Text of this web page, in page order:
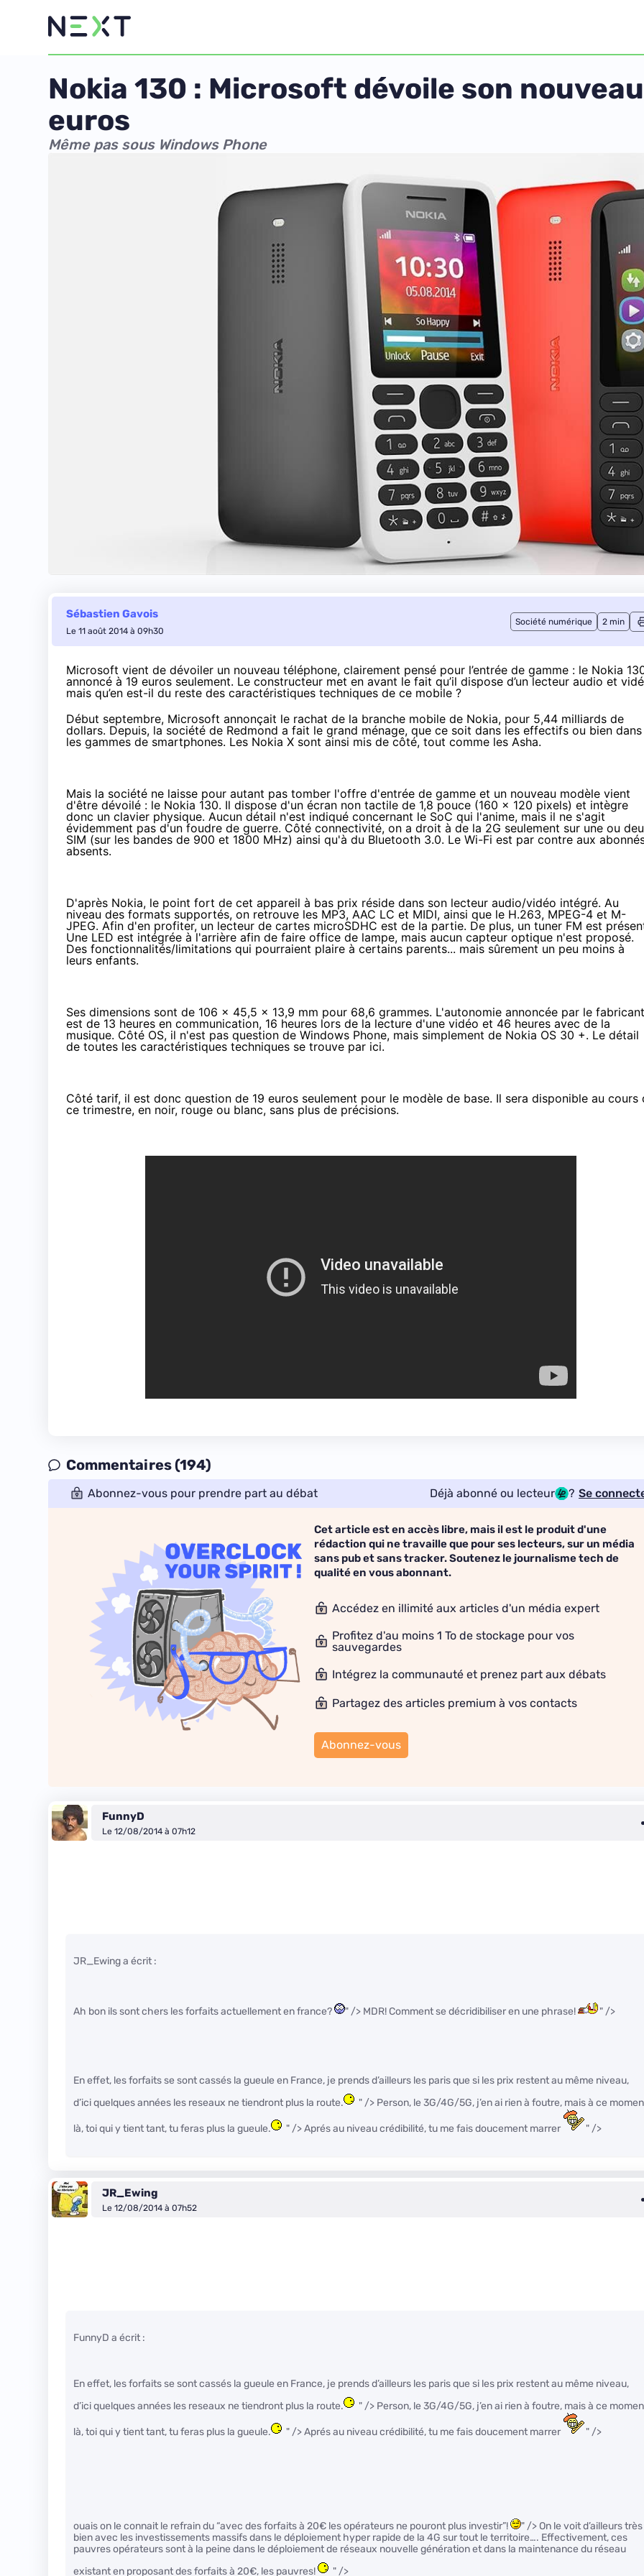
Nokia 130 : Microsoft dévoile son
euros
Même pas sous Windows Phone
Sébastien Gavois
Le 11 août 2014 à 09h30
Société numérique 2 min
Microsoft vient de dévoiler un nouveau téléphone, clairement pensé pour l’entrée de gamme : le Nokia
annoncé à 19 euros seulement. Le constructeur met en avant le fait qu’il dispose d’un lecteur audio et
mais qu’en est-il du reste des caractéristiques techniques de ce mobile ?
Début septembre, Microsoft annonçait le rachat de la branche mobile de Nokia, pour 5,44 milliards de
dollars. Depuis, la société de Redmond a fait le grand ménage, que ce soit dans les effectifs ou bien dans
les gammes de smartphones. Les Nokia X sont ainsi mis de côté, tout comme les Asha.
Mais la société ne laisse pour autant pas tomber l'offre d'entrée de gamme et un nouveau modèle vient
d'être dévoilé : le Nokia 130. Il dispose d'un écran non tactile de 1,8 pouce (160 x 120 pixels) et intègre
donc un clavier physique. Aucun détail n'est indiqué concernant le SoC qui l'anime, mais il ne s'agit
évidemment pas d'un foudre de guerre. Côté connectivité, on a droit à de la 2G seulement sur une ou
SIM (sur les bandes de 900 et 1800 MHz) ainsi qu'à du Bluetooth 3.0. Le Wi-Fi est par contre aux
absents.
D'après Nokia, le point fort de cet appareil à bas prix réside dans son lecteur audio/vidéo intégré. Au
niveau des formats supportés, on retrouve les MP3, AAC LC et MIDI, ainsi que le H.263, MPEG-4 et M-
JPEG. Afin d'en profiter, un lecteur de cartes microSDHC est de la partie. De plus, un tuner FM est
Une LED est intégrée à l'arrière afin de faire office de lampe, mais aucun capteur optique n'est proposé.
Des fonctionnalités/limitations qui pourraient plaire à certains parents... mais sûrement un peu moins à
leurs enfants.
Ses dimensions sont de 106 x 45,5 x 13,9 mm pour 68,6 grammes. L'autonomie annoncée par le fabricant
est de 13 heures en communication, 16 heures lors de la lecture d'une vidéo et 46 heures avec de la
musique. Côté OS, il n'est pas question de Windows Phone, mais simplement de Nokia OS 30 +. Le détail
de toutes les caractéristiques techniques se trouve par ici.
Côté tarif, il est donc question de 19 euros seulement pour le modèle de base. Il sera disponible au cours
ce trimestre, en noir, rouge ou blanc, sans plus de précisions.
Commentaires (194)
Abonnez-vous pour prendre part au débat Déjà abonné ou lecteur ? Se
Cet article est en accès libre, mais il est le produit d'une
rédaction qui ne travaille que pour ses lecteurs, sur un média
sans pub et sans tracker. Soutenez le journalisme tech de
qualité en vous abonnant.
Accédez en illimité aux articles d'un média expert
Profitez d'au moins 1 To de stockage pour vos
sauvegardes
Intégrez la communauté et prenez part aux débats
Partagez des articles premium à vos contacts
Abonnez-vous
FunnyD
Le 12/08/2014 à 07h12
JR_Ewing a écrit :
Ah bon ils sont chers les forfaits actuellement en france? " /> MDR! Comment se décridibiliser en une phrase! " />
En effet, les forfaits se sont cassés la gueule en France, je prends d’ailleurs les paris que si les prix restent au même niveau,
d’ici quelques années les reseaux ne tiendront plus la route.
" /> Person, le 3G/4G/5G, j’en ai rien à foutre, mais à ce
là, toi qui y tient tant, tu feras plus la gueule. " /> Aprés au niveau crédibilité, tu me fais doucement marrer " />
JR_Ewing
Le 12/08/2014 à 07h52
FunnyD a écrit :
En effet, les forfaits se sont cassés la gueule en France, je prends d’ailleurs les paris que si les prix restent au même niveau,
d’ici quelques années les reseaux ne tiendront plus la route.
" /> Person, le 3G/4G/5G, j’en ai rien à foutre, mais à ce
là, toi qui y tient tant, tu feras plus la gueule. " /> Aprés au niveau crédibilité, tu me fais doucement marrer " />
ouais on le connait le refrain du “avec des forfaits à 20€ les opérateurs ne pouront plus investir”!
" /> On le voit d’ailleurs très
bien avec les investissements massifs dans le déploiement hyper rapide de la 4G sur tout le territoire…. Effectivement, ces
pauvres opérateurs sont à la peine dans le déploiement de réseaux nouvelle génération et dans la maintenance du réseau
existant en proposant des forfaits à 20€, les pauvres!
" />